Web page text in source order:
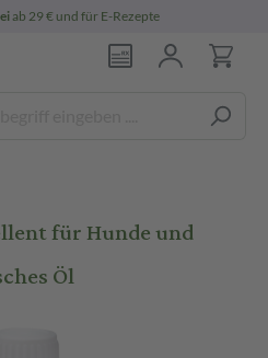
ab 29 € und für E-Rezepte
für Hunde und
Öl